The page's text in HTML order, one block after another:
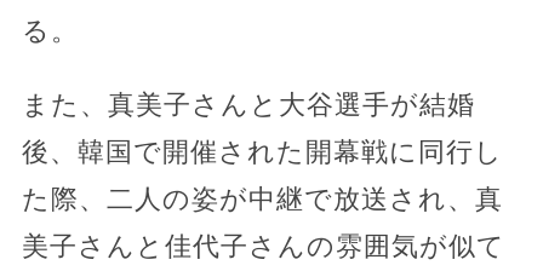
る。
また、真美子さんと大谷選手が結婚
後、韓国で開催された開幕戦に同行し
た際、二人の姿が中継で放送され、真
美子さんと佳代子さんの雰囲気が似て